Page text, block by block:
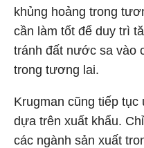
khủng hoảng trong
cần làm tốt để duy trì
tránh đất nước sa vào
trong tương lai.
Krugman cũng tiếp
dựa trên xuất khẩu.
các ngành sản xuất